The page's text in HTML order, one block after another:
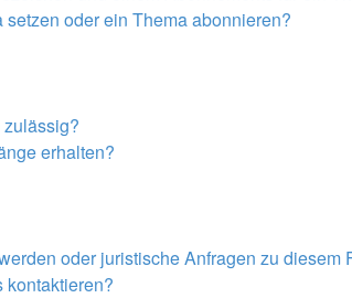
oder ein Thema abonnieren?
erhalten?
oder juristische Anfragen zu diesem
kontaktieren?